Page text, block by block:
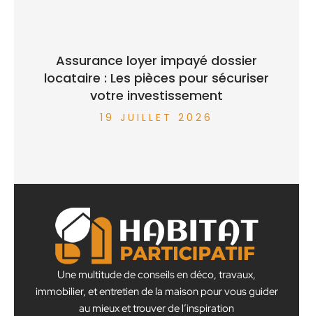
Assurance loyer impayé dossier
locataire : Les pièces pour sécuriser
votre investissement
19 JUILLET 2026
Une multitude de conseils en déco, travaux,
immobilier, et entretien de la maison pour vous guider
au mieux et trouver de l’inspiration